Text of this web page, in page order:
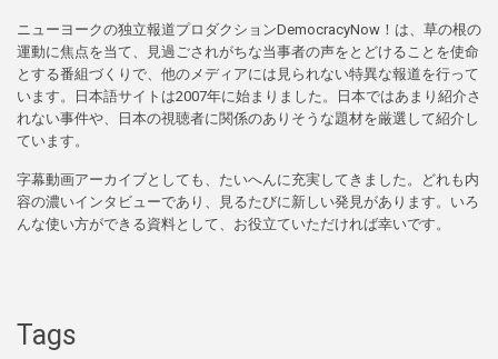
ニューヨークの独立報道プロダクションDemocracyNow！は、草の根の
運動に焦点を当て、見過ごされがちな当事者の声をとどけることを使命
とする番組づくりで、他のメディアには見られない特異な報道を行って
います。日本語サイトは2007年に始まりました。日本ではあまり紹介さ
れない事件や、日本の視聴者に関係のありそうな題材を厳選して紹介し
ています。
字幕動画アーカイブとしても、たいへんに充実してきました。どれも内
容の濃いインタビューであり、見るたびに新しい発見があります。いろ
んな使い方ができる資料として、お役立ていただければ幸いです。
Tags